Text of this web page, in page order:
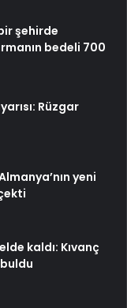
şehirde
bedeli 700
Rüzgar
yeni
kaldı: Kıvanç